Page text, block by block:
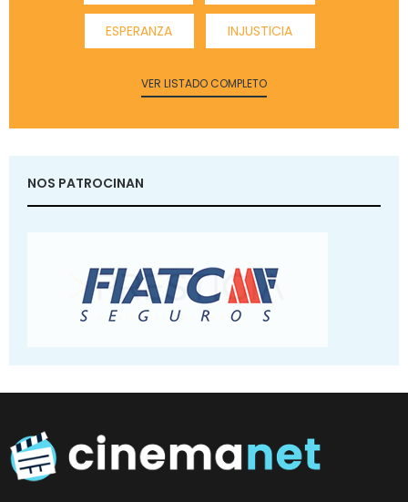
ESPERANZA INJUSTICIA
VER LISTADO COMPLETO
NOS PATROCINAN